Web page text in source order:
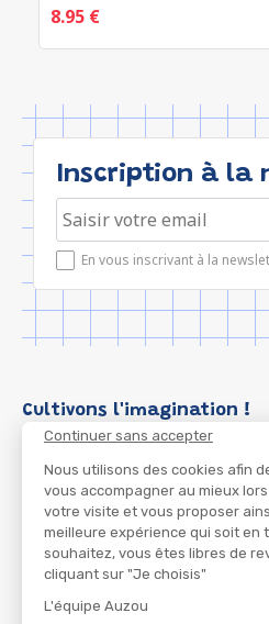
Continuer sans accepter
Nous utilisons des cookies afin
vous accompagner au mieux
votre visite et vous proposer
meilleure expérience qui soit en
souhaitez, vous êtes libres de
cliquant sur "Je choisis"
L'équipe Auzou
8.95 €
Inscription à la
En vous inscrivant à la
Cultivons l'imagination !